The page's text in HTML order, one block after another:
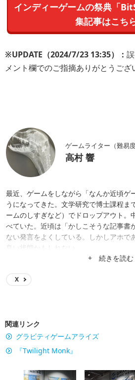
インディーゲームの祭典「
集記事はこち
※UPDATE（2024/7/23 13:35）：
メント欄でのご指摘ありがとうござ
ゲームライター（難易
高村 響
最近、ゲームをしながら「なんか近頃ゲ
うになってきた。文学研究で博士課程ま
ームのしすぎなど）でドロップアウト。
べていた。近頃は「かしこそうな記事書
ない発言をよくしている。しかしアホで
良い状態かもしれない……。
+ 続きを読む
X
関連リンク
グラビティゲームアライズ
『Twilight Monk』